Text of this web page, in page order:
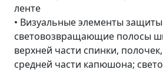
ленте
• Визуальные элементы
световозвращающие полосы
верхней части спинки,
средней части капюшона;